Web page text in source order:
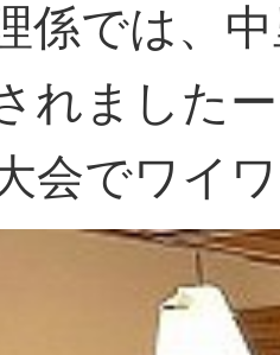
係では、
れました
会でワイ